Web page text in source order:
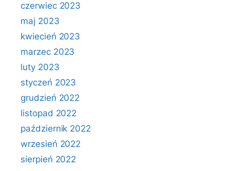
czerwiec 2023
maj 2023
kwiecień 2023
marzec 2023
luty 2023
styczeń 2023
grudzień 2022
listopad 2022
październik 2022
wrzesień 2022
sierpień 2022